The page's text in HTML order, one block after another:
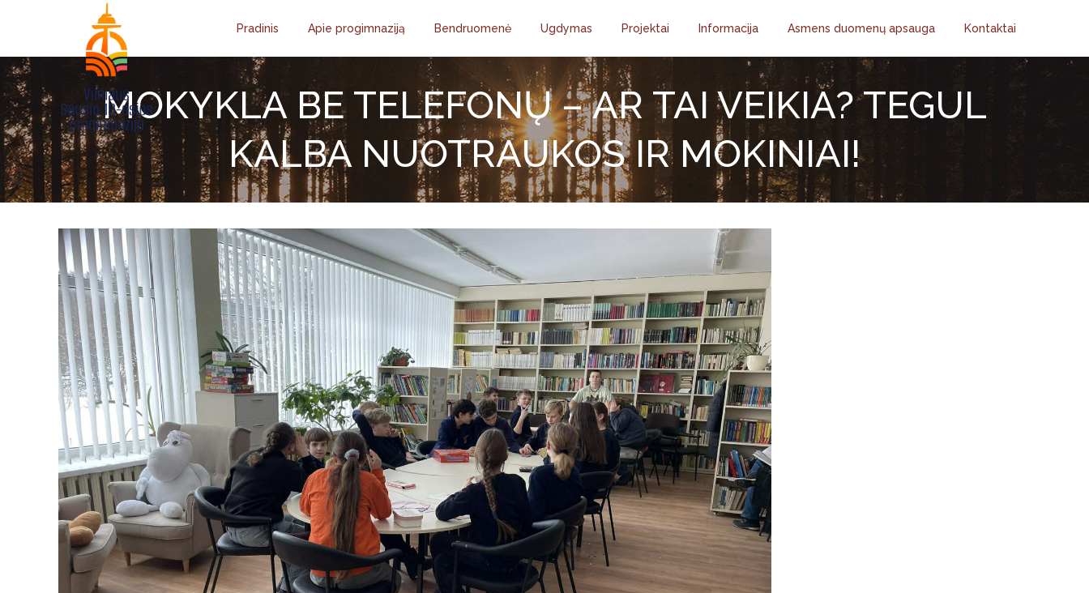
Pradinis Apie progimnaziją Bendruomenė Ugdymas Projektai Informacija Asmens duomenų apsauga Kontaktai
MOKYKLA BE TELEFONŲ – AR TAI VEIKIA? TEGUL
KALBA NUOTRAUKOS IR MOKINIAI!